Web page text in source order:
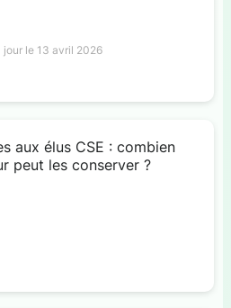
jour le 13 avril 2026
aux élus CSE : combien
peut les conserver ?